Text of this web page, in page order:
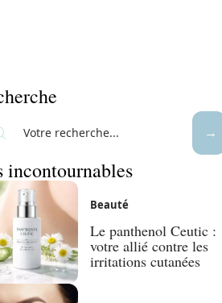
incontournables
Beauté
Le panthenol Ceutic :
votre allié contre les
irritations cutanées